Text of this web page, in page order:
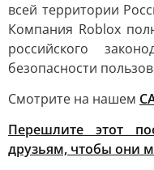
всей территории
Компания Roblox
российского
безопасности
Смотрите на нашем
Перешлите этот
друзьям, чтобы они